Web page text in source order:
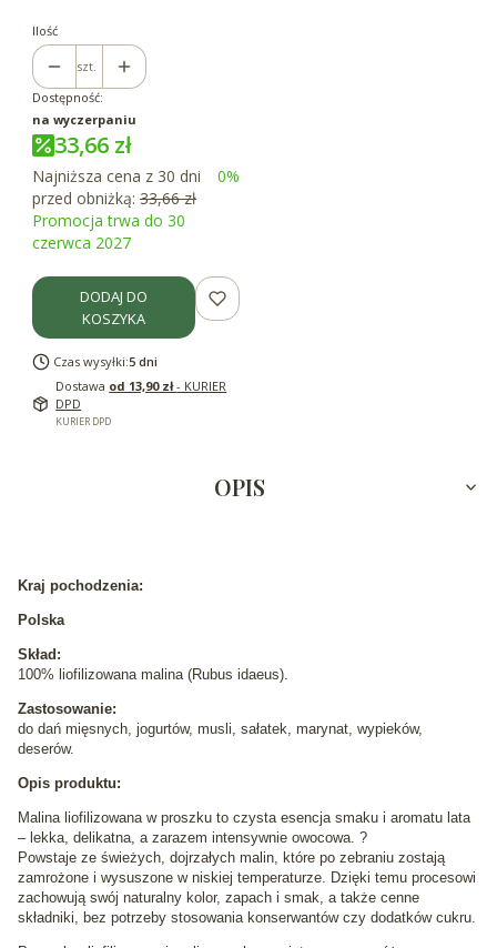
Ilość
szt.
Dostępność:
na wyczerpaniu
33,66 zł
Najniższa cena z 30 dni
przed obniżką: 33,66 zł
0%
Promocja trwa do 30
czerwca 2027
DODAJ DO
KOSZYKA
Czas wysyłki:5 dni
Dostawa od 13,90 zł- KURIER
DPD
KURIER DPD
OPIS
Kraj pochodzenia:
Polska
Skład:
100% liofilizowana malina (Rubus idaeus).
Zastosowanie:
do dań mięsnych, jogurtów, musli, sałatek, marynat, wypieków,
deserów.
Opis produktu:
Malina liofilizowana w proszku to czysta esencja smaku i aromatu lata
– lekka, delikatna, a zarazem intensywnie owocowa. ?
Powstaje ze świeżych, dojrzałych malin, które po zebraniu zostają
zamrożone i wysuszone w niskiej temperaturze. Dzięki temu procesowi
zachowują swój naturalny kolor, zapach i smak, a także cenne
składniki, bez potrzeby stosowania konserwantów czy dodatków cukru.